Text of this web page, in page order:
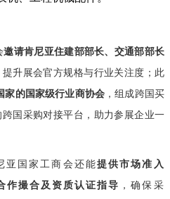
邀请肯尼亚住建部部长、交通部部长
提升展会官方规格与行业关注度；此
家的国家级行业商协会 ，组成跨国买
国采购对接平台，助力参展企业一
亚国家工商会还能提供市场准入
作撮合及资质认证指导 ，确保采